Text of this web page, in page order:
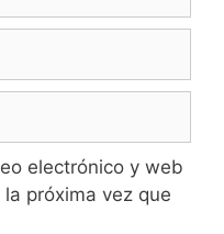
electrónico y web
próxima vez que